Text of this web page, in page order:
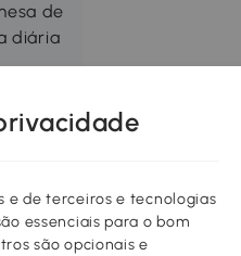
de
diária
e de terceiros e tecnologias
essenciais para o bom
são opcionais e